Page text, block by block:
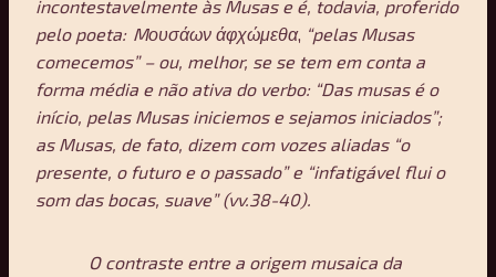
incontestavelmente às Musas e é, todavia, proferido
pelo poeta: Мουσάων άφχώμεθα, “pelas Musas
comecemos” – ou, melhor, se se tem em conta a
forma média e não ativa do verbo: “Das musas é o
início, pelas Musas iniciemos e sejamos iniciados”;
as Musas, de fato, dizem com vozes aliadas “o
presente, o futuro e o passado” e “infatigável flui o
som das bocas, suave” (vv.38-40).
O contraste entre a origem musaica da